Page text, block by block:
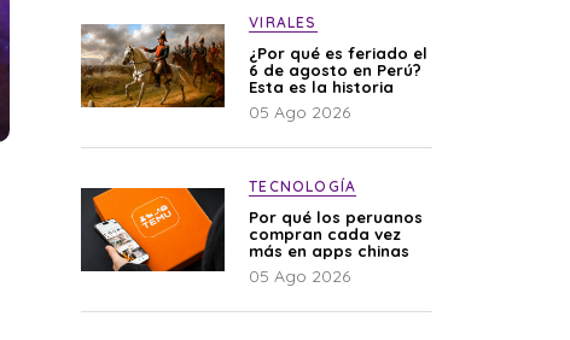
VIRALES
¿Por qué es feriado el
6 de agosto en Perú?
Esta es la historia
05 Ago 2026
TECNOLOGÍA
Por qué los peruanos
compran cada vez
más en apps chinas
05 Ago 2026